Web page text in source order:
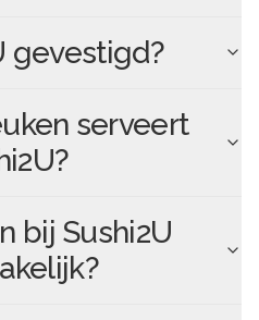
gevestigd?
serveert
?
bij Sushi2U